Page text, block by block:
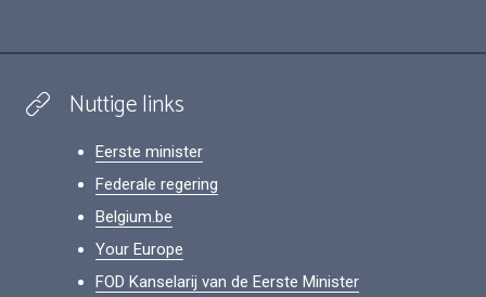
Nuttige links
Eerste minister
Federale regering
Belgium.be
Your Europe
FOD Kanselarij van de Eerste Minister